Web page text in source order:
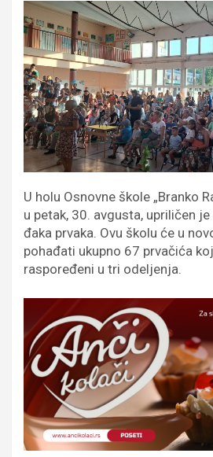
U holu Osnovne škole „Branko
u petak, 30. avgusta, upriličen
đaka prvaka. Ovu školu će u
pohađati ukupno 67 prvačića
raspoređeni u tri odeljenja.